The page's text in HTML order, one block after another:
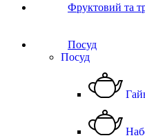
Фруктовий та
Посуд
Посуд